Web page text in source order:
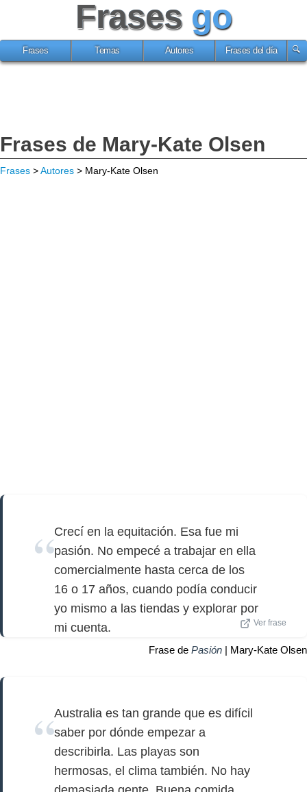
Frases go
Frases Temas Autores Frases del día
Frases de Mary-Kate Olsen
Frases >Autores > Mary-Kate Olsen
Crecí en la equitación. Esa fue mi
pasión. No empecé a trabajar en ella
comercialmente hasta cerca de los
16 o 17 años, cuando podía conducir
yo mismo a las tiendas y explorar por
mi cuenta.
Ver frase
Frase de Pasión | Mary-Kate Olsen
Australia es tan grande que es difícil
saber por dónde empezar a
describirla. Las playas son
hermosas, el clima también. No hay